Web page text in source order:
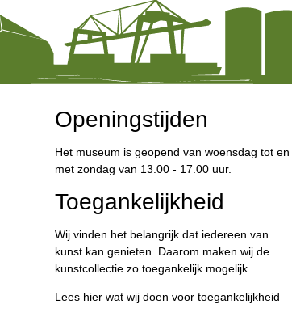
Openingstijden
Het museum is geopend van woensdag tot en
met zondag van 13.00 - 17.00 uur.
Toegankelijkheid
Wij vinden het belangrijk dat iedereen van
kunst kan genieten. Daarom maken wij de
kunstcollectie zo toegankelijk mogelijk.
Lees hier wat wij doen voor toegankelijkheid